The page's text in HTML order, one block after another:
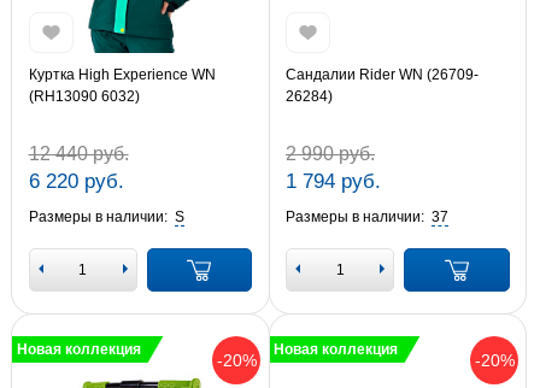
Куртка High Experience WN
(RH13090 6032)
12 440 руб.
6 220 руб.
Размеры в наличии: S
Сандалии Rider WN (26709-
26284)
2 990 руб.
1 794 руб.
Размеры в наличии: 37
-20%
Новая коллекция
-20%
Новая коллекция